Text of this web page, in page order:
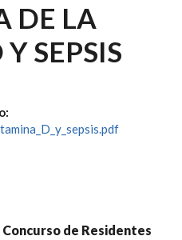
DE LA
SEPSIS
Concurso de Residentes